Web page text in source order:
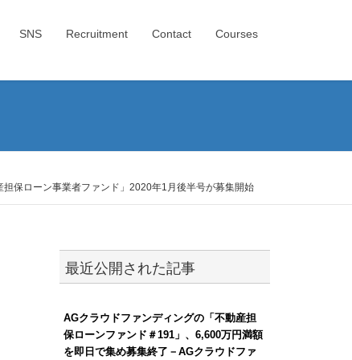
SNS Recruitment Contact Courses
保ローン事業者ファンド」2020年1月後半号が募集開始
最近公開された記事
AGクラウドファンディングの「不動産担
保ローンファンド＃191」、6,600万円満額
を即日で集め募集終了－AGクラウドファ